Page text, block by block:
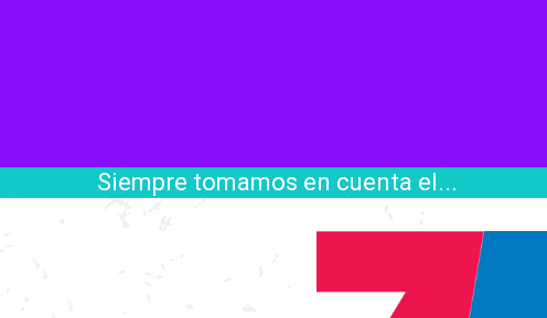
Siempre tomamos en cuenta el...